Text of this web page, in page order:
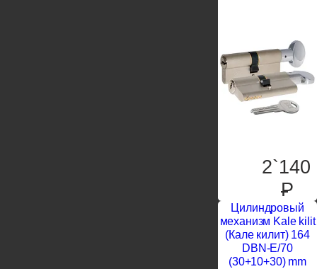
2`140
P
Цилиндровый
механизм Kale kilit
(Кале килит) 164
DBN-E/70
(30+10+30) mm